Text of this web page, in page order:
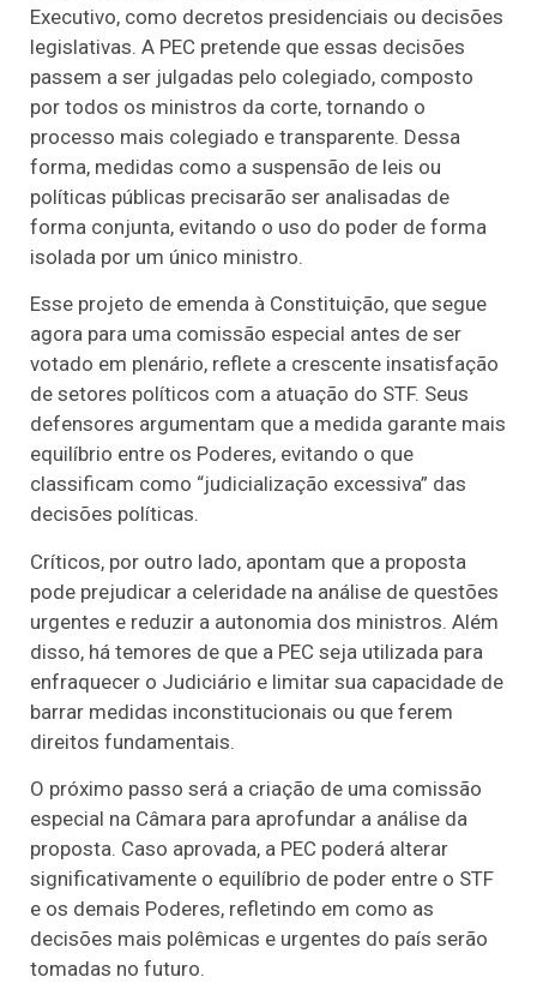
Executivo, como decretos presidenciais ou decisões
legislativas. A PEC pretende que essas decisões
passem a ser julgadas pelo colegiado, composto
por todos os ministros da corte, tornando o
processo mais colegiado e transparente. Dessa
forma, medidas como a suspensão de leis ou
políticas públicas precisarão ser analisadas de
forma conjunta, evitando o uso do poder de forma
isolada por um único ministro.
Esse projeto de emenda à Constituição, que segue
agora para uma comissão especial antes de ser
votado em plenário, reflete a crescente insatisfação
de setores políticos com a atuação do STF. Seus
defensores argumentam que a medida garante mais
equilíbrio entre os Poderes, evitando o que
classificam como “judicialização excessiva” das
decisões políticas.
Críticos, por outro lado, apontam que a proposta
pode prejudicar a celeridade na análise de questões
urgentes e reduzir a autonomia dos ministros. Além
disso, há temores de que a PEC seja utilizada para
enfraquecer o Judiciário e limitar sua capacidade de
barrar medidas inconstitucionais ou que ferem
direitos fundamentais.
O próximo passo será a criação de uma comissão
especial na Câmara para aprofundar a análise da
proposta. Caso aprovada, a PEC poderá alterar
significativamente o equilíbrio de poder entre o STF
e os demais Poderes, refletindo em como as
decisões mais polêmicas e urgentes do país serão
tomadas no futuro.